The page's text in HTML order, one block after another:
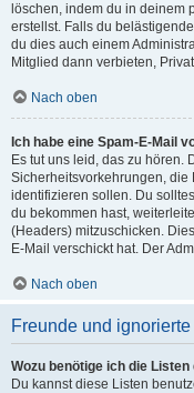
löschen, indem du in deinem
erstellst. Falls du
du dies auch einem
Mitglied dann verbieten,
Nach oben
Ich habe eine Spam-E-Mail
Es tut uns leid, das zu hören.
Sicherheitsvorkehrungen, die
identifizieren sollen. Du
du bekommen hast,
(Headers) mitzuschicken.
E-Mail verschickt hat. Der
Nach oben
Freunde und
Wozu benötige ich die
Du kannst diese Listen